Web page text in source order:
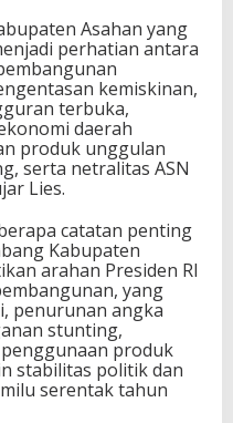
Asahan yang
perhatian antara
kemiskinan,
terbuka,
daerah
produk unggulan
serta netralitas ASN
Lies.
catatan penting
Kabupaten
arahan Presiden RI
yang
penurunan angka
stunting,
produk
stabilitas politik dan
serentak tahun